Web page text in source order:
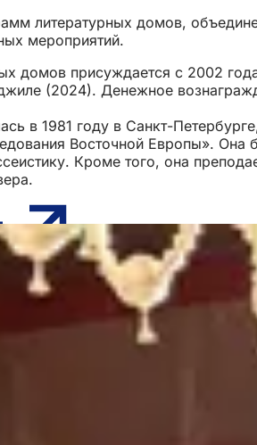
литературных домов,
мероприятий.
домов присуждается с 2002
(2024). Денежное
в 1981 году в Санкт-
Восточной Европы».
Кроме того, она
вкладке)